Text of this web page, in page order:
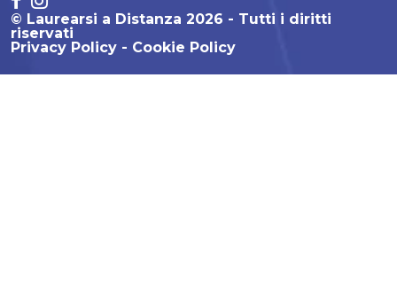
© Laurearsi a Distanza 2026 - Tutti i diritti
riservati
Privacy Policy
Cookie Policy